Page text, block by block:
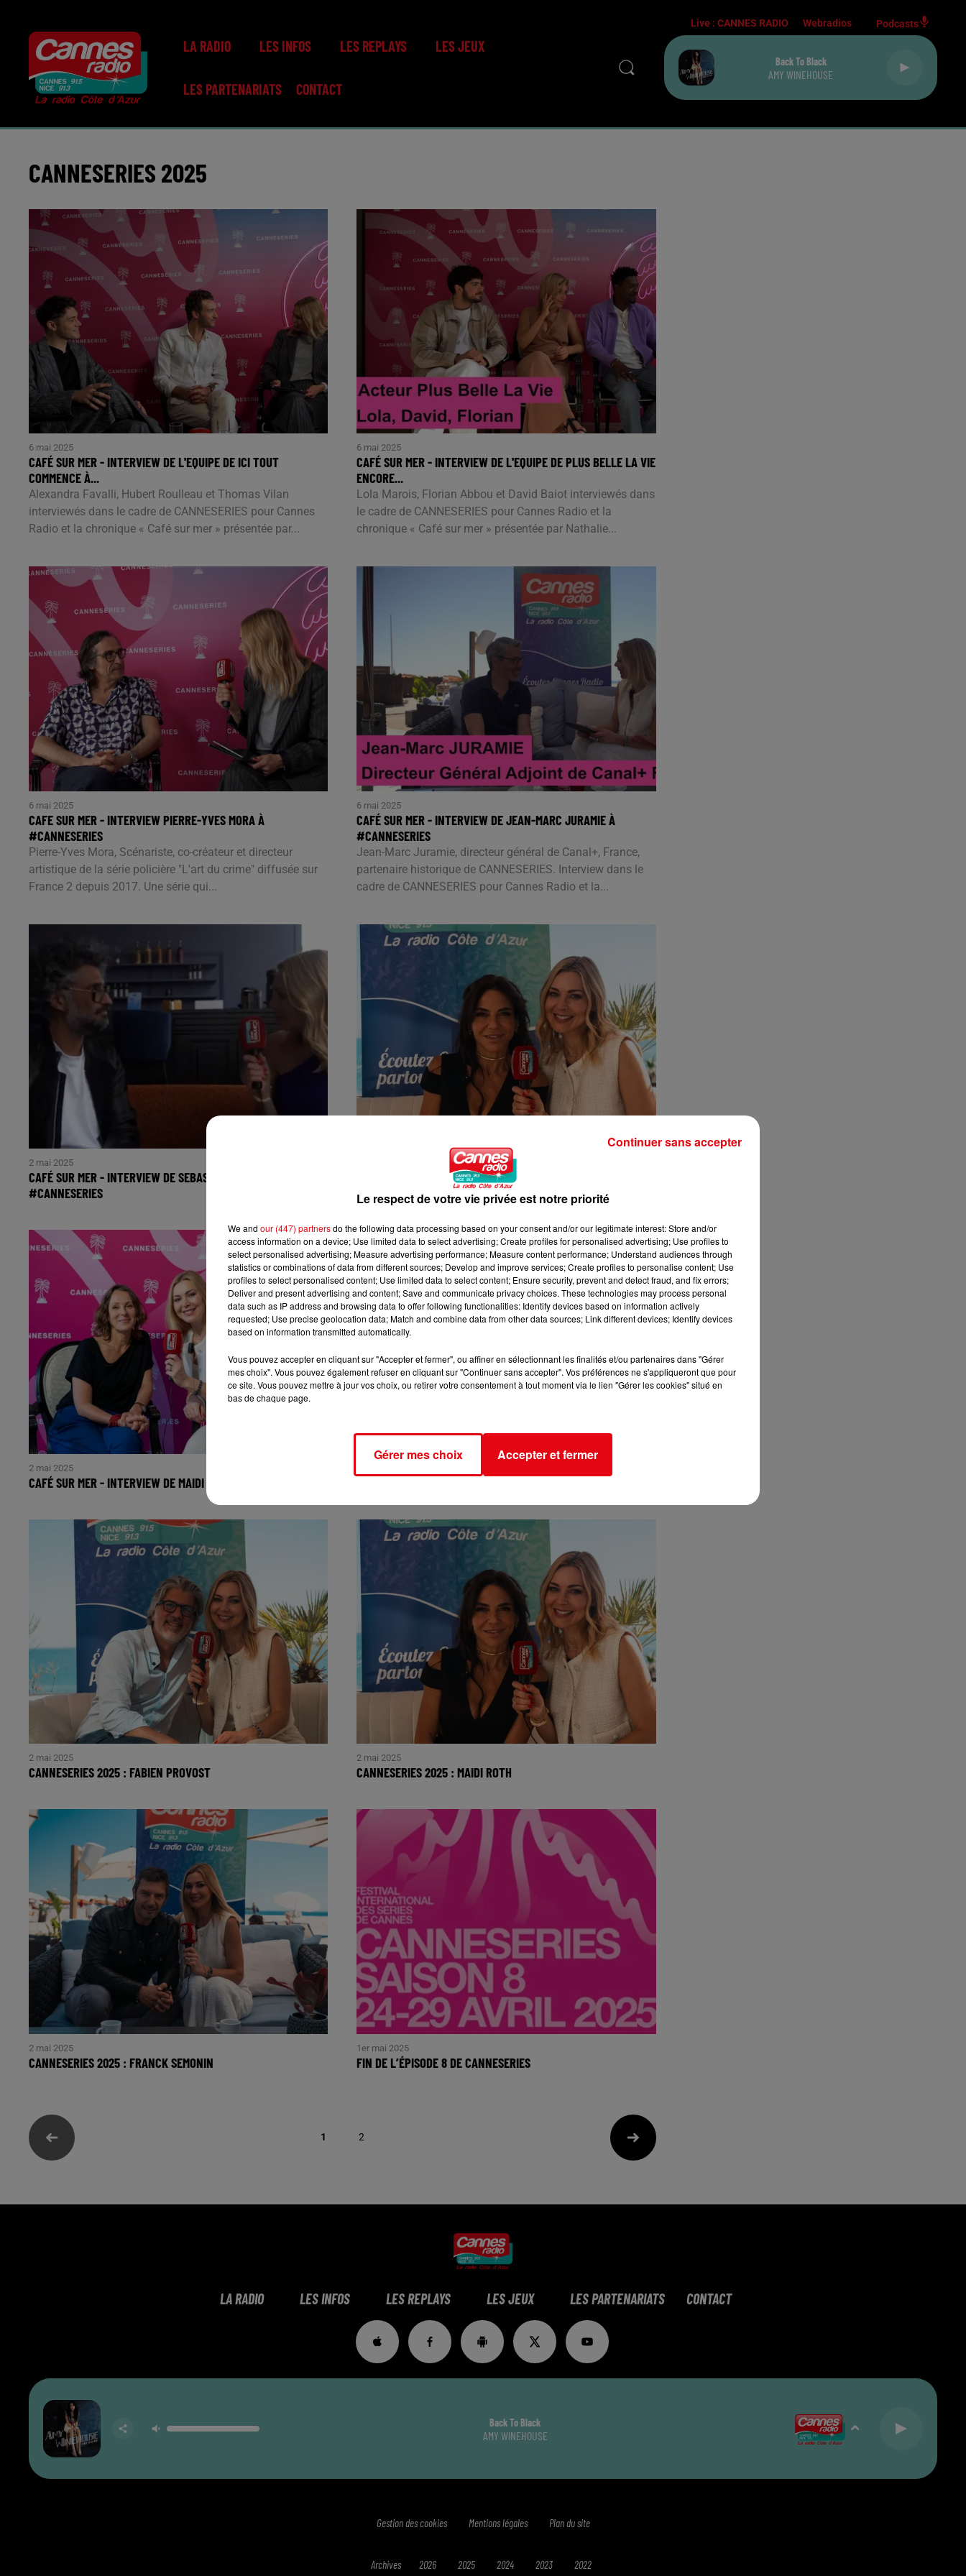
LA RADIO LES INFOS LES REPLAYS LES JEUX
LES PARTENARIATS CONTACT
Live :CANNES RADIO Webradios Podcasts
Back To Black
AMY WINEHOUSE
CANNESERIES 2025
6 mai 2025
CAFÉ SUR MER - INTERVIEW DE L'EQUIPE DE ICI TOUT
COMMENCE À...
Alexandra Favalli, Hubert Roulleau et Thomas Vilan
interviewés dans le cadre de CANNESERIES pour Cannes
Radio et la chronique « Café sur mer » présentée par...
6 mai 2025
CAFÉ SUR MER - INTERVIEW DE L'EQUIPE DE PLUS BELLE LA VIE
ENCORE...
Lola Marois, Florian Abbou et David Baiot interviewés dans
le cadre de CANNESERIES pour Cannes Radio et la
chronique « Café sur mer » présentée par Nathalie...
6 mai 2025
CAFE SUR MER - INTERVIEW PIERRE-YVES MORA À
#CANNESERIES
Pierre-Yves Mora, Scénariste, co-créateur et directeur
artistique de la série policière "L'art du crime" diffusée sur
France 2 depuis 2017. Une série qui...
6 mai 2025
CAFÉ SUR MER - INTERVIEW DE JEAN-MARC JURAMIE À
#CANNESERIES
Jean-Marc Juramie, directeur général de Canal+, France,
partenaire historique de CANNESERIES. Interview dans le
cadre de CANNESERIES pour Cannes Radio et la...
2 mai 2025
CAFÉ SUR MER - INTERVIEW DE SEBASTIEN FOLLIN À
#CANNESERIES
CAFÉ SUR MER - INTERVIEW DE SANDRA SISLEY À
#CANNESERIES
2 mai 2025
CAFÉ SUR MER - INTERVIEW DE MAIDI ROTH À #CANNESERIES
2 mai 2025
CANNESERIES 2025 : FABIEN PROVOST
2 mai 2025
CANNESERIES 2025 : MAIDI ROTH
2 mai 2025
CANNESERIES 2025 : FRANCK SEMONIN
1er mai 2025
FIN DE L’ÉPISODE 8 DE CANNESERIES
1 2
LA RADIO LES INFOS LES REPLAYS LES JEUX LES PARTENARIATS CONTACT
Back To Black
AMY WINEHOUSE
Gestion des cookies Mentions légales Plan du site
Archives 2026 2025 2024 2023 2022
Le respect de votre vie privée est notre priorité
We and our (447) partnersdo the following data processing based on your consent and/or our legitimate interest: Store and/or
access information on a device; Use limited data to select advertising; Create profiles for personalised advertising; Use profiles to
select personalised advertising; Measure advertising performance; Measure content performance; Understand audiences through
statistics or combinations of data from different sources; Develop and improve services; Create profiles to personalise content; Use
profiles to select personalised content; Use limited data to select content; Ensure security, prevent and detect fraud, and fix errors;
Deliver and present advertising and content; Save and communicate privacy choices. These technologies may process personal
data such as IP address and browsing data to offer following functionalities: Identify devices based on information actively
requested; Use precise geolocation data; Match and combine data from other data sources; Link different devices; Identify devices
based on information transmitted automatically.
Vous pouvez accepter en cliquant sur "Accepter et fermer", ou affiner en sélectionnant les finalités et/ou partenaires dans "Gérer
mes choix". Vous pouvez également refuser en cliquant sur "Continuer sans accepter". Vos préférences ne s'appliqueront que pour
ce site. Vous pouvez mettre à jour vos choix, ou retirer votre consentement à tout moment via le lien "Gérer les cookies" situé en
bas de chaque page.
Gérer mes choix Accepter et fermer
Continuer sans accepter